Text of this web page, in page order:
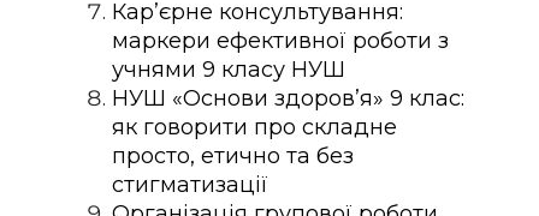
Кар’єрне консультування:
маркери ефективної роботи з
учнями 9 класу НУШ
НУШ «Основи здоров’я» 9 клас:
як говорити про складне
просто, етично та без
стигматизації